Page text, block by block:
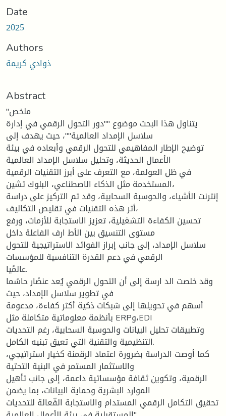
Date
2025
Authors
ذوادي كريمة
Abstract
"ملخص
يتناول هذا البحث موضوع ""دور التحول الرقمي في إدارة
سلاسل الإمداد العالمية""، حيث يهدف إلى
توضيح الإطار المفاهيمي للتحول الرقمي وأبعاده في بيئة
الأعمال الحديثة، وتحليل سلاسل الإمداد العالمية
في ظل العولمة، مع التعرف على أبرز التقنيات الرقمية
المستخدمة مثل الذكاء الاصطناعي، البلوك تشين،
إنترنت الأشياء، والحوسبة السحابية، وقد تم التركيز على دراسة
أثر هذه التقنيات في تقليص التكاليف،
تحسين الكفاءة التشغيلية، تعزيز الاستجابة للأزمات، ورفع
مستوى التنسيق بين الأط ارف الفاعلة داخل
سلاسل الإمداد، إلى جانب إبراز الفوائد الاستراتيجية للتحول
الرقمي في دعم القدرة التنافسية للمؤسسات
عالمًيا.
وقد خلصت الد ارسة إلى أن التحول الرقمي يُعد عنصًار حاسًما
في تطوير سلاسل الإمداد، حيث
أسهم في تحويلها إلى شبكات ذكية أكثر كفاءة، مدعومة
بأنظمة معلوماتية متكاملة مثل ERPو،EDI
وتطبيقات تحليل البيانات والحوسبة السحابية، رغم التحديات
التنظيمية والتقنية التي تعيق تبنيه الكامل.
كما أوصت الدراسة بضرورة اعتماد الرقمنة كخيار استراتيجي،
والاستثمار المستمر في البنية التحتية
الرقمية، وتكوين ثقافة مؤسساتية داعمة، إلى جانب تأهيل
الموارد البشرية وحماية البيانات، بما يضمن
تحقيق التكامل الرقمي المستدام والاستجابة الفّعالة للتحديات